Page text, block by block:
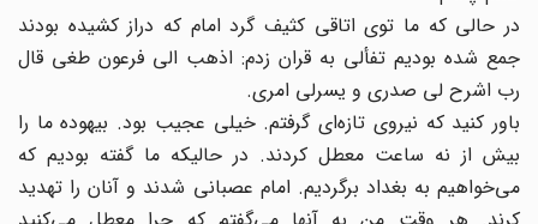
در حالی که ما توی اتاقی کثیف گرد امام که دراز کشیده بودند
جمع شده بودیم تفألی به قران زدم:‌ اذهب الی فرعون طغی قال
رب اشرح لی صدری و یسرلی امری.
باور کنید که نیروی تازه‌ای گرفتم. خیلی عجیب بود. بیهوده ما را
بیش از نه ساعت معطل کردند. در حالیکه ما گفته بودیم که
می‌خواهیم به بغداد برگردیم. امام عصبانی شدند و آنان را تهدید